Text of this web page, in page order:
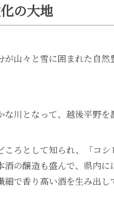
の大地
山々と雪に囲まれた自然
川となって、越後平野を
ろとして知られ、「コシ
の醸造も盛んで、県内に
で香り高い酒を生み出し